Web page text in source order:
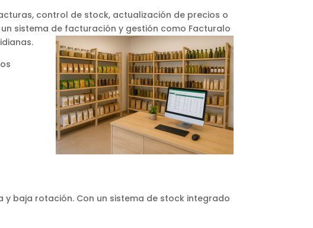
control de stock, actualización de precios o
sistema de facturación y gestión como Facturalo
baja rotación. Con un sistema de stock integrado